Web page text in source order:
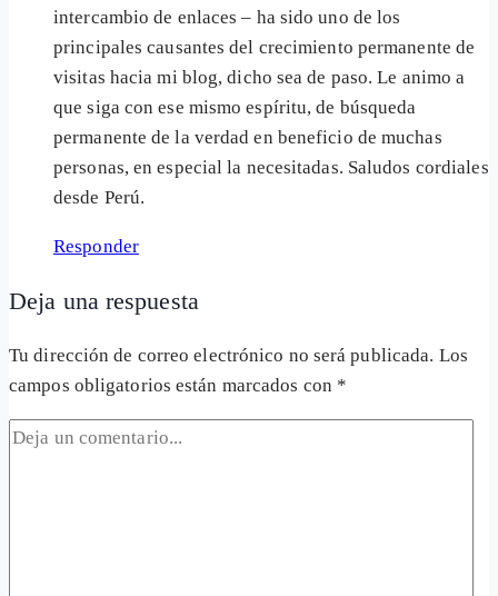
intercambio de enlaces – ha sido uno de los
principales causantes del crecimiento permanente de
visitas hacia mi blog, dicho sea de paso. Le animo a
que siga con ese mismo espíritu, de búsqueda
permanente de la verdad en beneficio de muchas
personas, en especial la necesitadas. Saludos cordiales
desde Perú.
Responder
Deja una respuesta
Tu dirección de correo electrónico no será publicada. Los
campos obligatorios están marcados con *